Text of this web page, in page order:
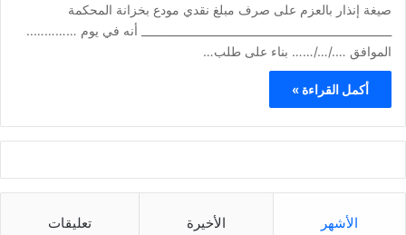
صيغة إنذار بالعزم على صرف مبلغ نقدي مودع بخزانة المحكمة
______________________________________________ أنه في يوم …………..
الموافق …./…/…… بناء على طلب…
أكمل القراءة »
الأشهر الأخيرة تعليقات